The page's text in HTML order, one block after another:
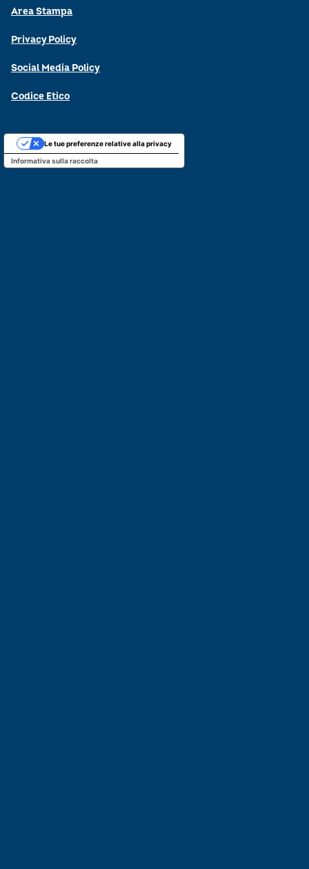
Area Stampa
Privacy Policy
Social Media Policy
Codice Etico
Informativa sulla raccolta
Le tue preferenze relative alla privacy